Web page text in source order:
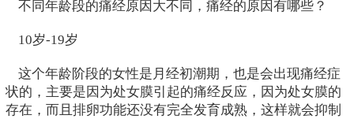
不同年龄段的痛经原因大不同，痛经的原因有哪些？
10岁-19岁
这个年龄阶段的女性是月经初潮期，也是会出现痛经症
状的，主要是因为处女膜引起的痛经反应，因为处女膜的
存在，而且排卵功能还没有完全发育成熟，这样就会抑制